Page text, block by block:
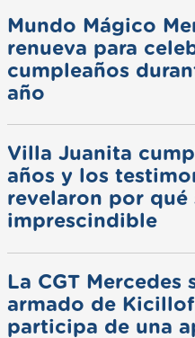
Mundo Mágico
renueva para
cumpleaños
año
Villa Juanita
años y los
revelaron por qué
imprescindible
La CGT Mercedes
armado de
participa de una